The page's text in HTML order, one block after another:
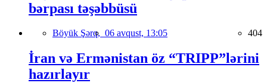
bərpası təşəbbüsü
Böyük Şərq, 06 avqust, 13:05 404
İran və Ermənistan öz “TRIPP”lərini
hazırlayır